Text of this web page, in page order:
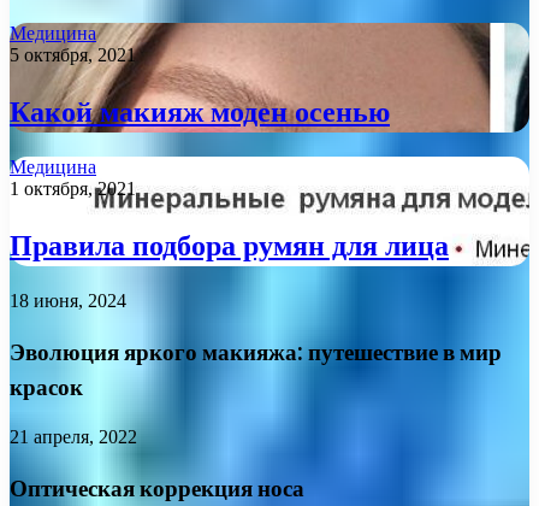
Медицина
5 октября, 2021
Какой макияж моден осенью
Медицина
1 октября, 2021
Правила подбора румян для лица
18 июня, 2024
Эволюция яркого макияжа: путешествие в мир
красок
21 апреля, 2022
Оптическая коррекция носа